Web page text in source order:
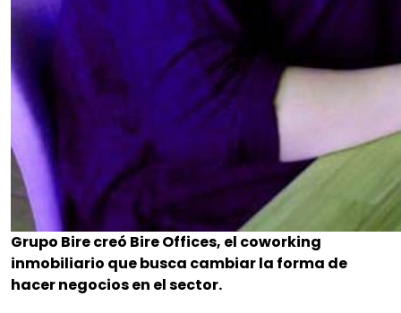
Grupo Bire creó Bire Offices, el coworking
inmobiliario que busca cambiar la forma de
hacer negocios en el sector.